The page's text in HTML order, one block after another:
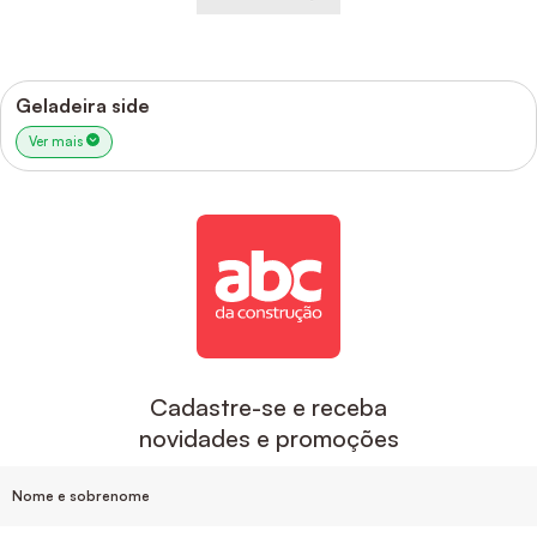
Geladeira side
Ver mais
Cadastre-se e receba
novidades e promoções